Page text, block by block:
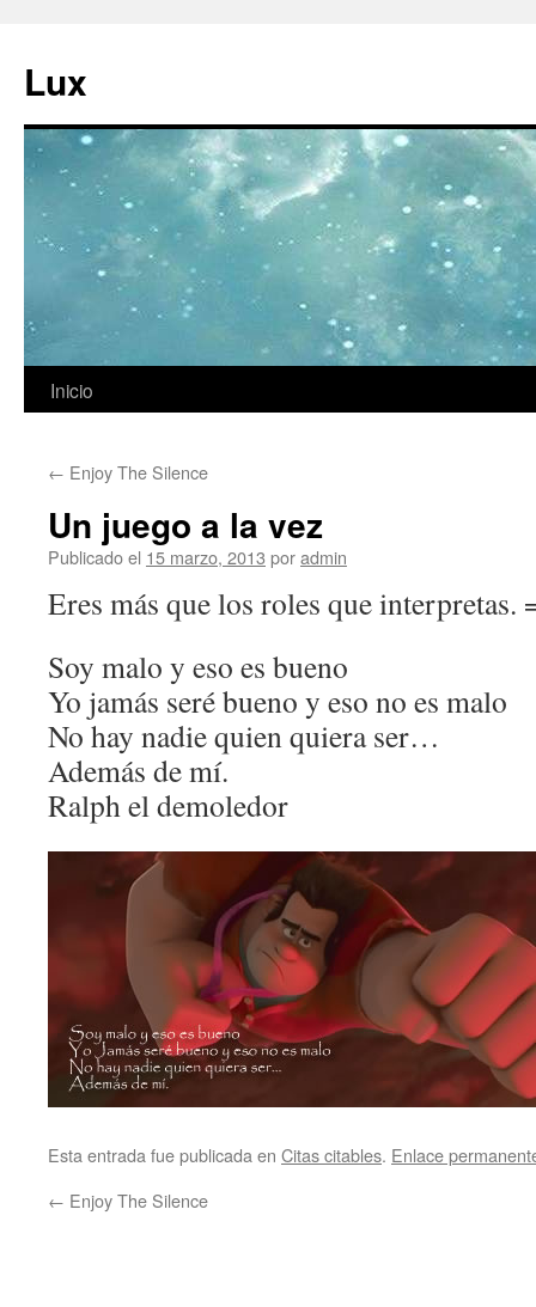
contenido
Lux
Inicio
← Enjoy The Silence
Un juego a la vez
Publicado el 15 marzo, 2013 poradmin
Eres más que los roles que interpretas.
Soy malo y eso es bueno
Yo jamás seré bueno y eso no es malo
No hay nadie quien quiera ser…
Además de mí.
Ralph el demoledor
Esta entrada fue publicada en Citas citables. Enlace
← Enjoy The Silence